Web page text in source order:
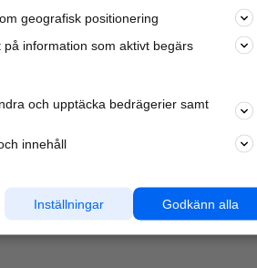
geografisk positionering
information som aktivt begärs
och upptäcka bedrägerier samt
innehåll
Godkänn alla
Inställningar